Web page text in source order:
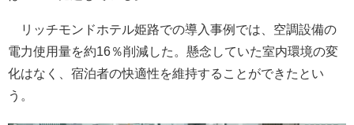
リッチモンドホテル姫路での導入事例では、空調設備の
電力使用量を約16％削減した。懸念していた室内環境の変
化はなく、宿泊者の快適性を維持することができたとい
う。